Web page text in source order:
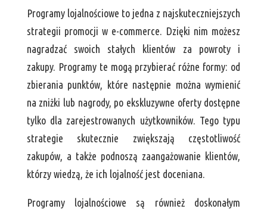
Programy lojalnościowe to jedna z najskuteczniejszych
strategii promocji w e-commerce. Dzięki nim możesz
nagradzać swoich stałych klientów za powroty i
zakupy. Programy te mogą przybierać różne formy: od
zbierania punktów, które następnie można wymienić
na zniżki lub nagrody, po ekskluzywne oferty dostępne
tylko dla zarejestrowanych użytkowników. Tego typu
strategie skutecznie zwiększają częstotliwość
zakupów, a także podnoszą zaangażowanie klientów,
którzy wiedzą, że ich lojalność jest doceniana.
Programy lojalnościowe są również doskonałym